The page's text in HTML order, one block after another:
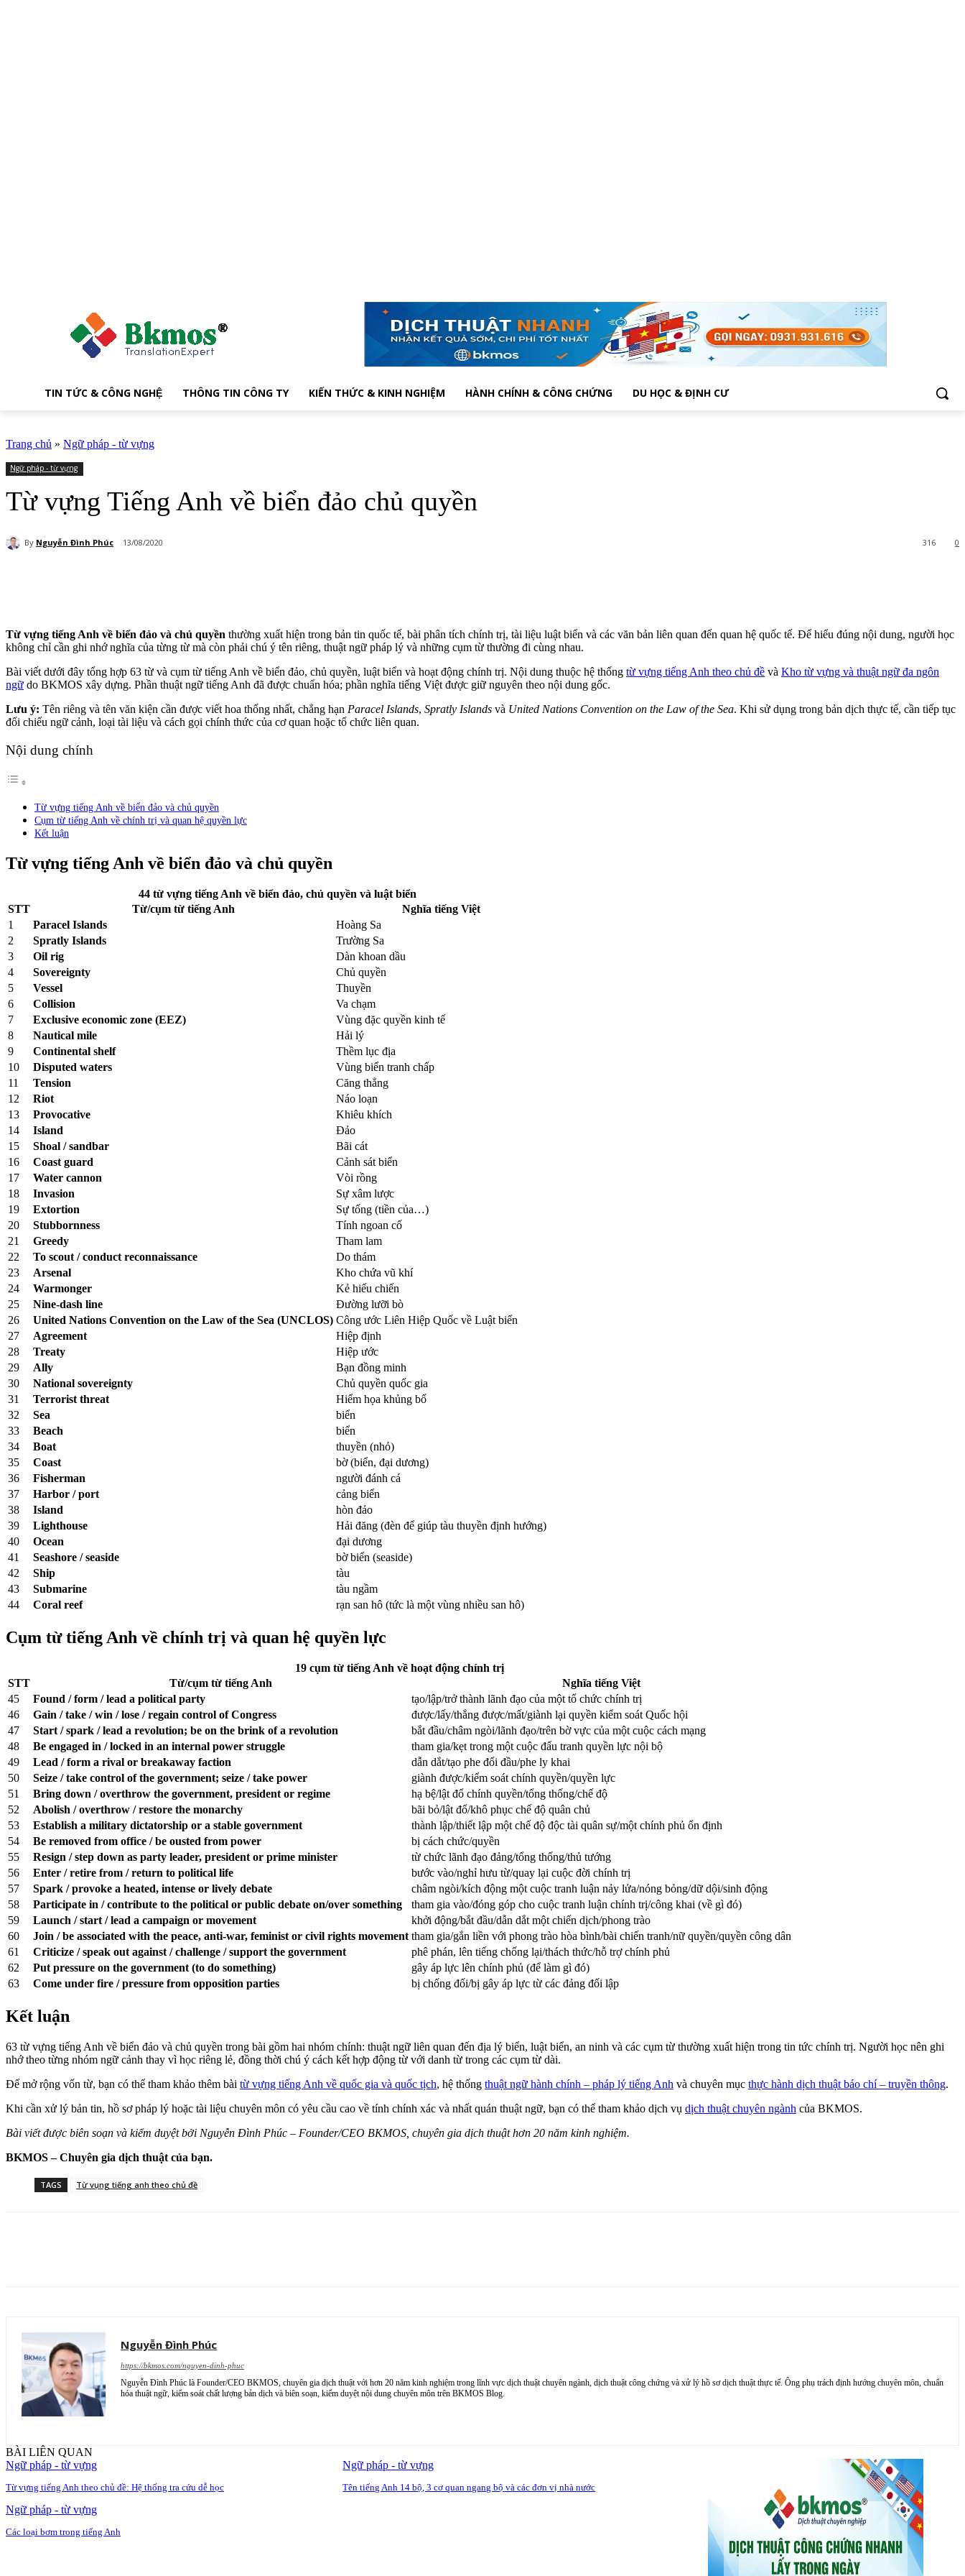
TIN TỨC & CÔNG NGHỆ THÔNG TIN CÔNG TY KIẾN THỨC & KINH NGHIỆM HÀNH CHÍNH & CÔNG CHỨNG DU HỌC & ĐỊNH CƯ
Trang chủ » Ngữ pháp - từ vựng
Ngữ pháp - từ vựng
Từ vựng Tiếng Anh về biển đảo chủ quyền
By Nguyễn Đình Phúc 13/08/2020 0
316
Từ vựng tiếng Anh về biển đảo và chủ quyền thường xuất hiện trong bản tin quốc tế, bài phân tích chính trị, tài liệu luật biển và các văn bản liên quan đến quan hệ quốc tế. Để hiểu đúng nội dung, người học
không chỉ cần ghi nhớ nghĩa của từng từ mà còn phải chú ý tên riêng, thuật ngữ pháp lý và những cụm từ thường đi cùng nhau.
Bài viết dưới đây tổng hợp 63 từ và cụm từ tiếng Anh về biển đảo, chủ quyền, luật biển và hoạt động chính trị. Nội dung thuộc hệ thống từ vựng tiếng Anh theo chủ đề và Kho từ vựng và thuật ngữ đa ngôn
ngữ do BKMOS xây dựng. Phần thuật ngữ tiếng Anh đã được chuẩn hóa; phần nghĩa tiếng Việt được giữ nguyên theo nội dung gốc.
Lưu ý: Tên riêng và tên văn kiện cần được viết hoa thống nhất, chẳng hạn Paracel Islands, Spratly Islands và United Nations Convention on the Law of the Sea. Khi sử dụng trong bản dịch thực tế, cần tiếp tục
đối chiếu ngữ cảnh, loại tài liệu và cách gọi chính thức của cơ quan hoặc tổ chức liên quan.
Nội dung chính
Từ vựng tiếng Anh về biển đảo và chủ quyền
Cụm từ tiếng Anh về chính trị và quan hệ quyền lực
Kết luận
Từ vựng tiếng Anh về biển đảo và chủ quyền
44 từ vựng tiếng Anh về biển đảo, chủ quyền và luật biển
STT
Từ/cụm từ tiếng Anh
Nghĩa tiếng Việt
1
Paracel Islands
Hoàng Sa
2
Spratly Islands
Trường Sa
3
Oil rig
Dàn khoan dầu
4
Sovereignty
Chủ quyền
5
Vessel
Thuyền
6
Collision
Va chạm
7
Exclusive economic zone (EEZ)
Vùng đặc quyền kinh tế
8
Nautical mile
Hải lý
9
Continental shelf
Thềm lục địa
10
Disputed waters
Vùng biển tranh chấp
11
Tension
Căng thẳng
12
Riot
Náo loạn
13
Provocative
Khiêu khích
14
Island
Đảo
15
Shoal / sandbar
Bãi cát
16
Coast guard
Cảnh sát biển
17
Water cannon
Vòi rồng
18
Invasion
Sự xâm lược
19
Extortion
Sự tống (tiền của…)
20
Stubbornness
Tính ngoan cố
21
Greedy
Tham lam
22
To scout / conduct reconnaissance
Do thám
23
Arsenal
Kho chứa vũ khí
24
Warmonger
Kẻ hiếu chiến
25
Nine-dash line
Đường lưỡi bò
26
United Nations Convention on the Law of the Sea (UNCLOS) Công ước Liên Hiệp Quốc về Luật biển
27
Agreement
Hiệp định
28
Treaty
Hiệp ước
29
Ally
Bạn đồng minh
30
National sovereignty
Chủ quyền quốc gia
31
Terrorist threat
Hiểm họa khủng bố
32
Sea
biển
33
Beach
biển
34
Boat
thuyền (nhỏ)
35
Coast
bờ (biển, đại dương)
36
Fisherman
người đánh cá
37
Harbor / port
cảng biển
38
Island
hòn đảo
39
Lighthouse
Hải đăng (đèn để giúp tàu thuyền định hướng)
40
Ocean
đại dương
41
Seashore / seaside
bờ biển (seaside)
42
Ship
tàu
43
Submarine
tàu ngầm
44
Coral reef rạn san hô (tức là một vùng nhiều san hô)
Cụm từ tiếng Anh về chính trị và quan hệ quyền lực
19 cụm từ tiếng Anh về hoạt động chính trị
STT
Từ/cụm từ tiếng Anh
Nghĩa tiếng Việt
45
Found / form / lead a political party
tạo/lập/trở thành lãnh đạo của một tổ chức chính trị
46
Gain / take / win / lose / regain control of Congress
được/lấy/thắng được/mất/giành lại quyền kiểm soát Quốc hội
47
Start / spark / lead a revolution; be on the brink of a revolution
bắt đầu/châm ngòi/lãnh đạo/trên bờ vực của một cuộc cách mạng
48
Be engaged in / locked in an internal power struggle
tham gia/kẹt trong một cuộc đấu tranh quyền lực nội bộ
49
Lead / form a rival or breakaway faction
dẫn dắt/tạo phe đối đầu/phe ly khai
50
Seize / take control of the government; seize / take power
giành được/kiểm soát chính quyền/quyền lực
51
Bring down / overthrow the government, president or regime
hạ bệ/lật đổ chính quyền/tổng thống/chế độ
52
Abolish / overthrow / restore the monarchy
bãi bỏ/lật đổ/khô phục chế độ quân chủ
53
Establish a military dictatorship or a stable government
thành lập/thiết lập một chế độ độc tài quân sự/một chính phủ ổn định
54
Be removed from office / be ousted from power
bị cách chức/quyền
55
Resign / step down as party leader, president or prime minister
từ chức lãnh đạo đảng/tổng thống/thủ tướng
56
Enter / retire from / return to political life
bước vào/nghỉ hưu từ/quay lại cuộc đời chính trị
57
Spark / provoke a heated, intense or lively debate
châm ngòi/kích động một cuộc tranh luận nảy lửa/nóng bỏng/dữ dội/sinh động
58
Participate in / contribute to the political or public debate on/over something
tham gia vào/đóng góp cho cuộc tranh luận chính trị/công khai (về gì đó)
59
Launch / start / lead a campaign or movement
khởi động/bắt đầu/dẫn dắt một chiến dịch/phong trào
60
Join / be associated with the peace, anti-war, feminist or civil rights movement tham gia/gắn liền với phong trào hòa bình/bài chiến tranh/nữ quyền/quyền công dân
61
Criticize / speak out against / challenge / support the government
phê phán, lên tiếng chống lại/thách thức/hỗ trợ chính phủ
62
Put pressure on the government (to do something)
gây áp lực lên chính phủ (để làm gì đó)
63
Come under fire / pressure from opposition parties bị chống đối/bị gây áp lực từ các đảng đối lập
Kết luận
63 từ vựng tiếng Anh về biển đảo và chủ quyền trong bài gồm hai nhóm chính: thuật ngữ liên quan đến địa lý biển, luật biển, an ninh và các cụm từ thường xuất hiện trong tin tức chính trị. Người học nên ghi
nhớ theo từng nhóm ngữ cảnh thay vì học riêng lẻ, đồng thời chú ý cách kết hợp động từ với danh từ trong các cụm từ dài.
Để mở rộng vốn từ, bạn có thể tham khảo thêm bài từ vựng tiếng Anh về quốc gia và quốc tịch, hệ thống thuật ngữ hành chính – pháp lý tiếng Anh và chuyên mục thực hành dịch thuật báo chí – truyền thông.
Khi cần xử lý bản tin, hồ sơ pháp lý hoặc tài liệu chuyên môn có yêu cầu cao về tính chính xác và nhất quán thuật ngữ, bạn có thể tham khảo dịch vụ dịch thuật chuyên ngành của BKMOS.
Bài viết được biên soạn và kiểm duyệt bởi Nguyễn Đình Phúc – Founder/CEO BKMOS, chuyên gia dịch thuật hơn 20 năm kinh nghiệm.
BKMOS – Chuyên gia dịch thuật của bạn.
TAGS Từ vụng tiếng anh theo chủ đề
Nguyễn Đình Phúc
https://bkmos.com/nguyen-dinh-phuc
Nguyễn Đình Phúc là Founder/CEO BKMOS, chuyên gia dịch thuật với hơn 20 năm kinh nghiệm trong lĩnh vực dịch thuật chuyên ngành, dịch thuật công chứng và xử lý hồ sơ dịch thuật thực tế. Ông phụ trách định hướng chuyên môn, chuẩn
hóa thuật ngữ, kiểm soát chất lượng bản dịch và biên soạn, kiểm duyệt nội dung chuyên môn trên BKMOS Blog.
BÀI LIÊN QUAN
Ngữ pháp - từ vựng
Từ vựng tiếng Anh theo chủ đề: Hệ thống tra cứu dễ học
Ngữ pháp - từ vựng
Tên tiếng Anh 14 bộ, 3 cơ quan ngang bộ và các đơn vị nhà nước
Ngữ pháp - từ vựng
Các loại bơm trong tiếng Anh